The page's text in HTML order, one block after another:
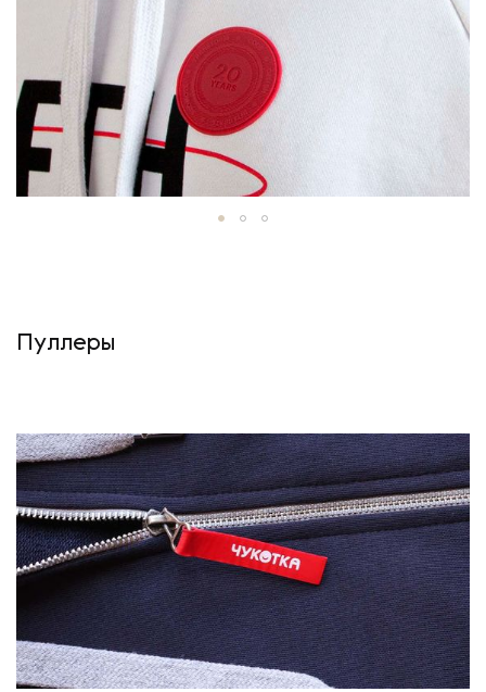
Пуллеры